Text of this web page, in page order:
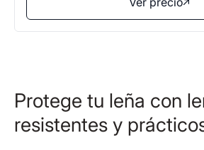
Protege tu leña con
resistentes y